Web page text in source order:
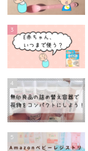
3
4
5